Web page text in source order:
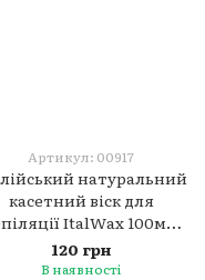
Артикул: 00917
натуральний
касетний віск для
ItalWax 100мл.
Алое
120 грн
В наявності